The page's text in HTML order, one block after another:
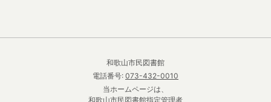
和歌山市民図書館
電話番号: 073-432-0010
当ホームページは、
和歌山市民図書館指定管理者